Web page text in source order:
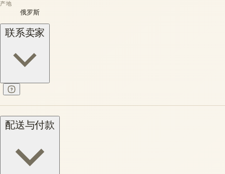
产地
俄罗斯
联系卖家
配送与付款